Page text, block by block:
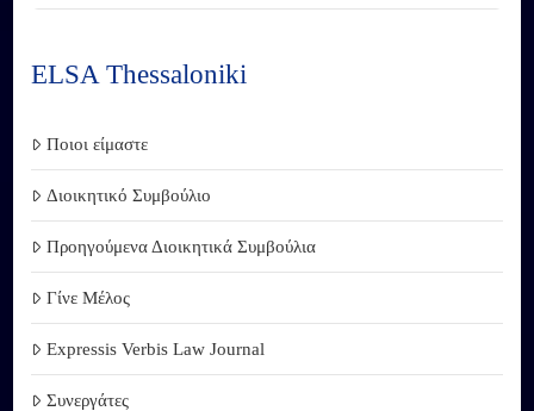
ELSA Thessaloniki
Ποιοι είμαστε
Διοικητικό Συμβούλιο
Προηγούμενα Διοικητικά Συμβούλια
Γίνε Μέλος
Expressis Verbis Law Journal
Συνεργάτες